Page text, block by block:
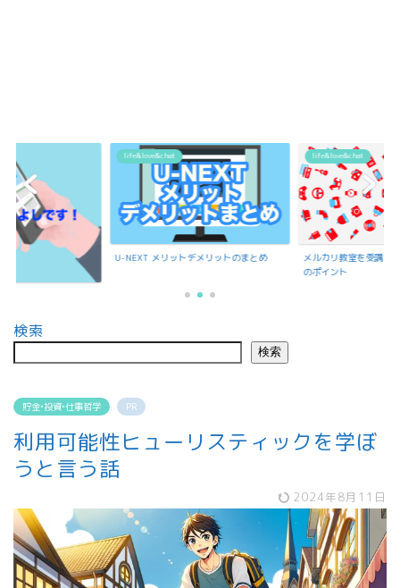
life&love&chat
U-NEXT メリットデメリットのまとめ
life&love&chat
メルカリ教室を受講で
のポイント
検索
検索
貯金•投資•仕事哲学 PR
利用可能性ヒューリスティックを学ぼ
うと言う話
2024年8月11日